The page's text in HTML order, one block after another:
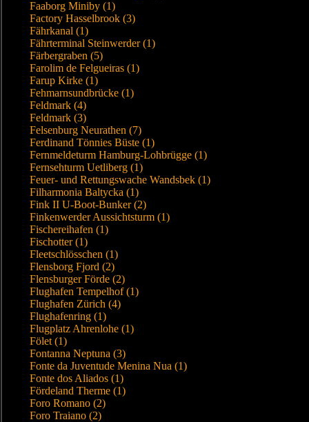
Faaborg Miniby (1)
Factory Hasselbrook (3)
Fährkanal (1)
Fährterminal Steinwerder (1)
Färbergraben (5)
Farolim de Felgueiras (1)
Farup Kirke (1)
Fehmarnsundbrücke (1)
Feldmark (4)
Feldmark (3)
Felsenburg Neurathen (7)
Ferdinand Tönnies Büste (1)
Fernmeldeturm Hamburg-Lohbrügge (1)
Fernsehturm Uetliberg (1)
Feuer- und Rettungswache Wandsbek (1)
Filharmonia Baltycka (1)
Fink II U-Boot-Bunker (2)
Finkenwerder Aussichtsturm (1)
Fischereihafen (1)
Fischotter (1)
Fleetschlösschen (1)
Flensborg Fjord (2)
Flensburger Förde (2)
Flughafen Tempelhof (1)
Flughafen Zürich (4)
Flughafenring (1)
Flugplatz Ahrenlohe (1)
Fölet (1)
Fontanna Neptuna (3)
Fonte da Juventude Menina Nua (1)
Fonte dos Aliados (1)
Fördeland Therme (1)
Foro Romano (2)
Foro Traiano (2)